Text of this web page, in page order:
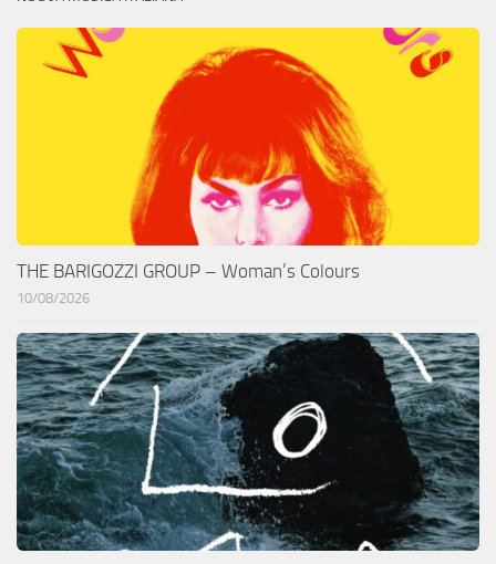
THE BARIGOZZI GROUP – Woman’s Colours
10/08/2026